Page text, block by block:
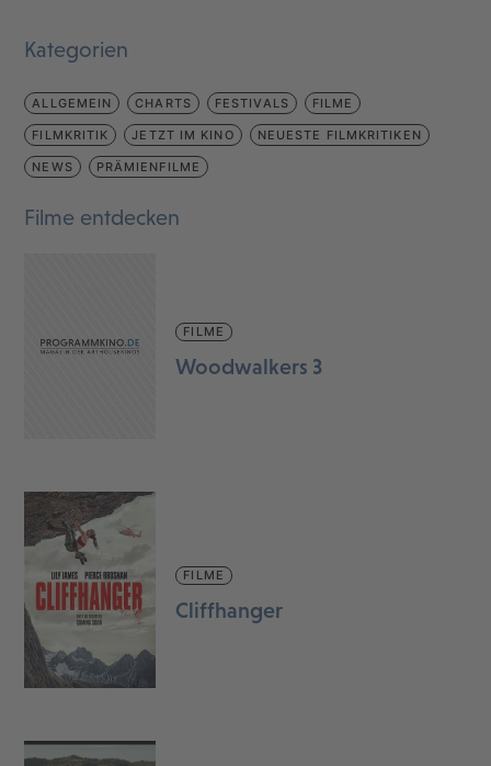
Kategorien
ALLGEMEIN CHARTS FESTIVALS FILME
FILMKRITIK JETZT IM KINO NEUESTE FILMKRITIKEN
NEWS PRÄMIENFILME
Filme entdecken
FILME
Woodwalkers 3
FILME
Cliffhanger